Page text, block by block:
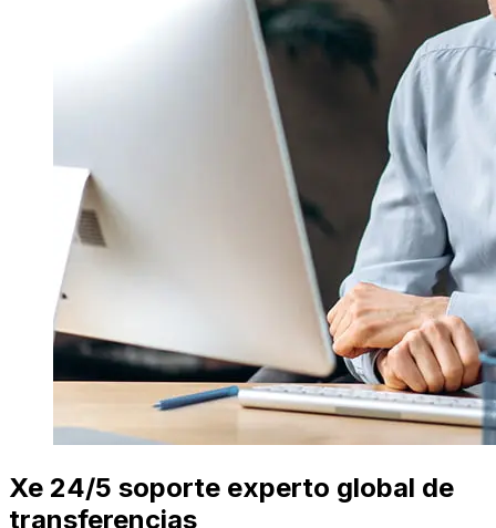
Xe 24/5 soporte experto global de
transferencias